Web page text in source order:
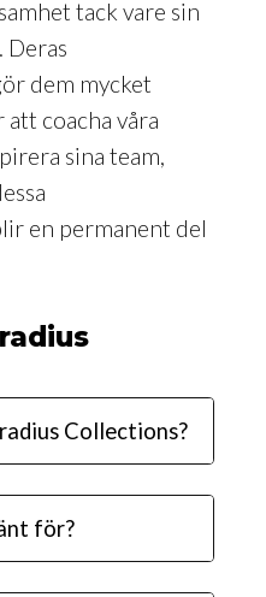
tack vare sin
Deras
dem mycket
coacha våra
sina team,
en permanent del
Collections?
för?